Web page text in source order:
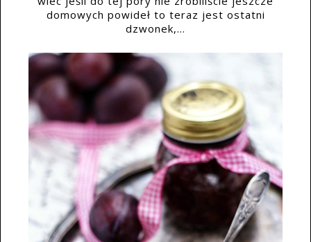
domowych powideł to teraz jest ostatni
dzwonek,...